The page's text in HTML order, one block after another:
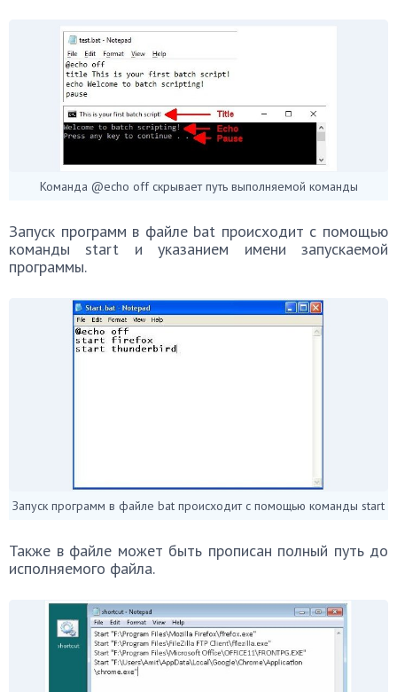
Команда @echo off скрывает путь выполняемой команды
Запуск программ в файле bat происходит с помощью
команды start и указанием имени запускаемой
программы.
Запуск программ в файле bat происходит с помощью команды start
Также в файле может быть прописан полный путь до
исполняемого файла.